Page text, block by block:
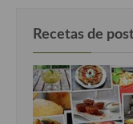
Recetas de